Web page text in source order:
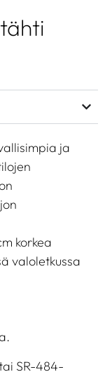
ja
korkea
valoletkussa
SR-484-